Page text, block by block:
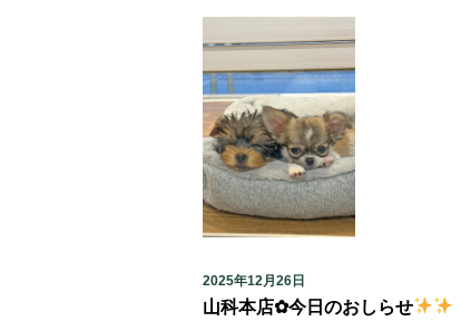
2025年12月26日
山科本店✿今日のおしらせ